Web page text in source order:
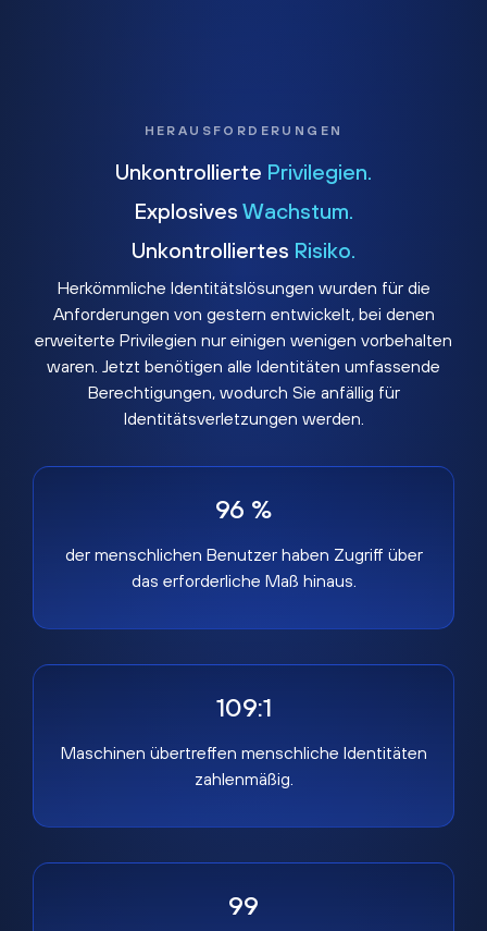
HERAUSFORDERUNGEN
Unkontrollierte Privilegien.
Explosives Wachstum.
Unkontrolliertes Risiko.
Herkömmliche Identitätslösungen wurden für die
Anforderungen von gestern entwickelt, bei denen
erweiterte Privilegien nur einigen wenigen vorbehalten
waren. Jetzt benötigen alle Identitäten umfassende
Berechtigungen, wodurch Sie anfällig für
Identitätsverletzungen werden.
96 %
der menschlichen Benutzer haben Zugriff über
das erforderliche Maß hinaus.
109:1
Maschinen übertreffen menschliche Identitäten
zahlenmäßig.
99